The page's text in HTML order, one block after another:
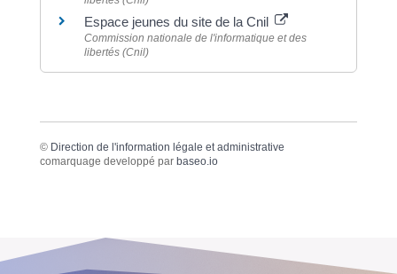
Espace jeunes du site de la Cnil
Commission nationale de l'informatique et des
libertés (Cnil)
© Direction de l'information légale et administrative
comarquage developpé par baseo.io